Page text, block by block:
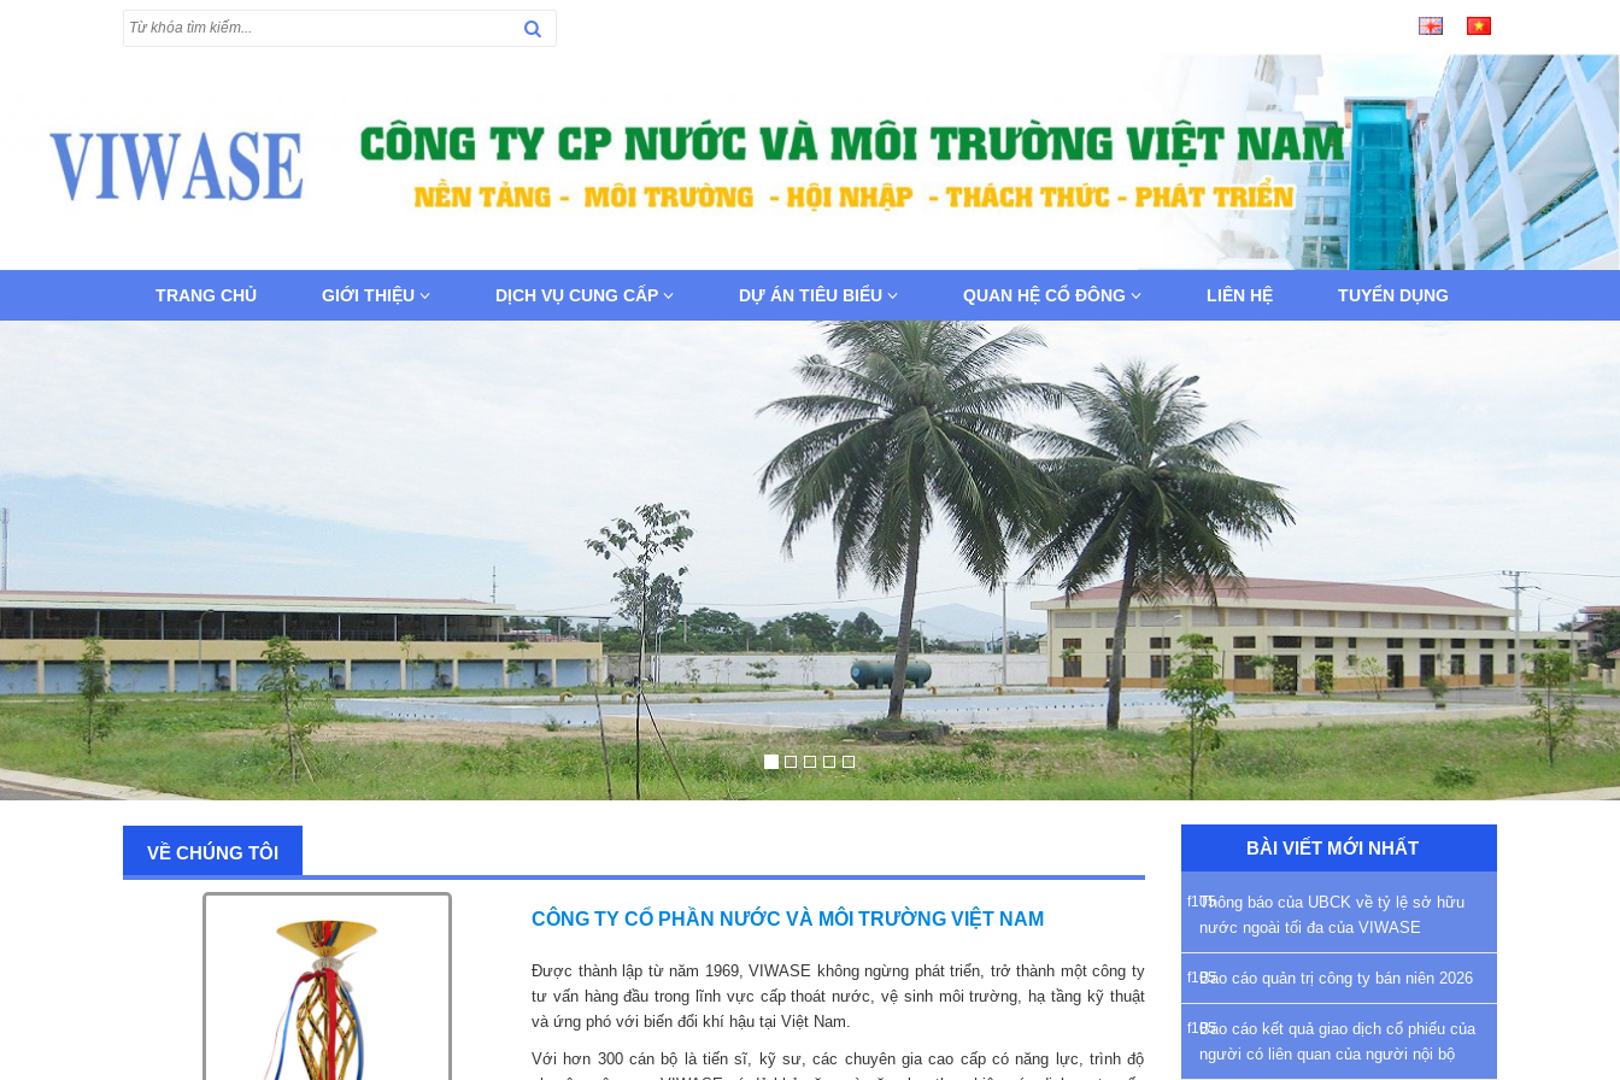
TRANG CHỦ GIỚI THIỆU DỊCH VỤ CUNG CẤP DỰ ÁN TIÊU BIỂU QUAN HỆ CỔ ĐÔNG LIÊN HỆ TUYỂN DỤNG
VỀ CHÚNG TÔI
CÔNG TY CỔ PHẦN NƯỚC VÀ MÔI TRƯỜNG VIỆT NAM
Được thành lập từ năm 1969, VIWASE không ngừng phát triển, trở thành một công ty
tư vấn hàng đầu trong lĩnh vực cấp thoát nước, vệ sinh môi trường, hạ tầng kỹ thuật
và ứng phó với biến đổi khí hậu tại Việt Nam.
Với hơn 300 cán bộ là tiến sĩ, kỹ sư, các chuyên gia cao cấp có năng lực, trình độ
BÀI VIẾT MỚI NHẤT
Thông báo của UBCK về tỷ lệ sở hữu
nước ngoài tối đa của VIWASE
Báo cáo quản trị công ty bán niên 2026
Báo cáo kết quả giao dịch cổ phiếu của
người có liên quan của người nội bộ